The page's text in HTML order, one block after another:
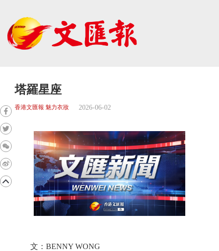
塔羅星座
香港文匯報 魅力衣妝 2026-06-02
文：BENNY WONG